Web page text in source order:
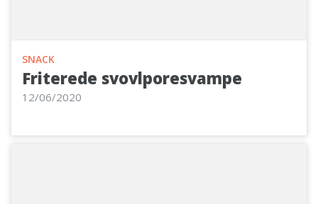
SNACK
Friterede svovlporesvampe
12/06/2020